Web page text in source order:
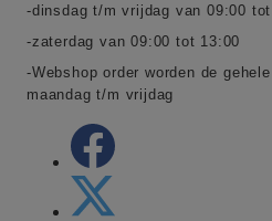
-dinsdag t/m vrijdag van 09:00
-zaterdag van 09:00 tot 13:00
-Webshop order worden de
maandag t/m vrijdag